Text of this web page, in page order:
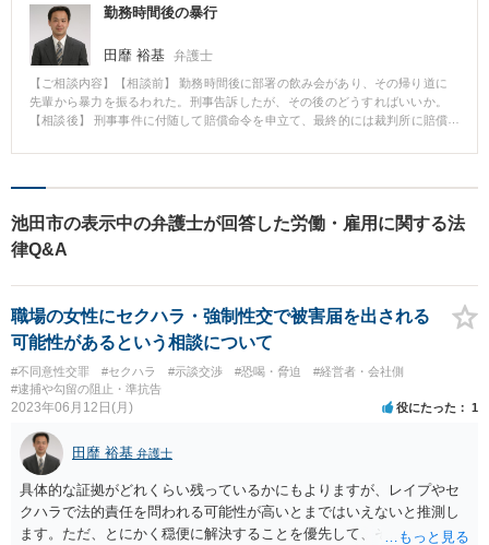
勤務時間後の暴行
田靡 裕基 弁護士
【ご相談内容】【相談前】 勤務時間後に部署の飲み会があり、その帰り道に
先輩から暴力を振るわれた。刑事告訴したが、その後のどうすればいいか。
【相談後】 刑事事件に付随して賠償命令を申立て、最終的には裁判所に賠償
賠償請求が非常に難しい事案でしたが、次善の策として、当該先輩に対する
池田市の表示中の弁護士が回答した労働・雇用に関する法
律Q&A
職場の女性にセクハラ・強制性交で被害届を出される
可能性があるという相談について
#不同意性交罪 #セクハラ #示談交渉 #恐喝・脅迫
#経営者・会社側
#逮捕や勾留の阻止・準抗告
2023年06月12日(月) 役にたった 1
田靡 裕基 弁護士
具体的な証拠がどれくらい残っているかにもよりますが、レイプやセ
クハラで法的責任を問われる可能性が高いとまではいえないと推測し
ます。ただ、とにかく穏便に解決することを優先して、そのためには